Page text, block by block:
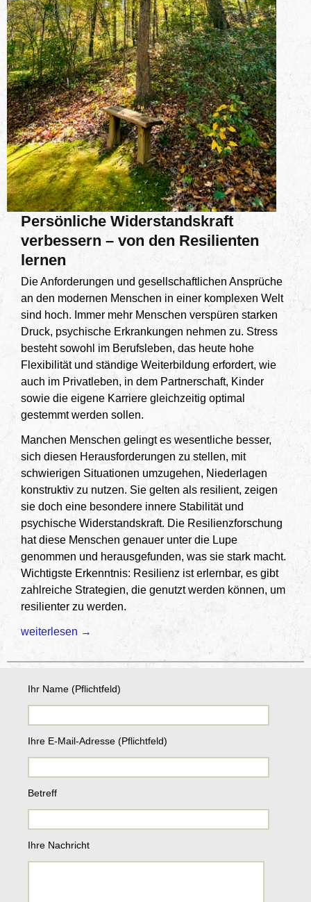
Persönliche Widerstandskraft
verbessern – von den Resilienten
lernen
Die Anforderungen und gesellschaftlichen Ansprüche
an den modernen Menschen in einer komplexen Welt
sind hoch. Immer mehr Menschen verspüren starken
Druck, psychische Erkrankungen nehmen zu. Stress
besteht sowohl im Berufsleben, das heute hohe
Flexibilität und ständige Weiterbildung erfordert, wie
auch im Privatleben, in dem Partnerschaft, Kinder
sowie die eigene Karriere gleichzeitig optimal
gestemmt werden sollen.
Manchen Menschen gelingt es wesentliche besser,
sich diesen Herausforderungen zu stellen, mit
schwierigen Situationen umzugehen, Niederlagen
konstruktiv zu nutzen. Sie gelten als resilient, zeigen
sie doch eine besondere innere Stabilität und
psychische Widerstandskraft. Die Resilienzforschung
hat diese Menschen genauer unter die Lupe
genommen und herausgefunden, was sie stark macht.
Wichtigste Erkenntnis: Resilienz ist erlernbar, es gibt
zahlreiche Strategien, die genutzt werden können, um
resilienter zu werden.
Persönliche Widerstandskraft verbessern – von den
weiterlesen →
Ihr Name (Pflichtfeld)
Ihre E-Mail-Adresse (Pflichtfeld)
Bitte lasse dieses Feld leer.
Betreff
Ihre Nachricht